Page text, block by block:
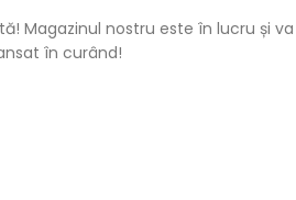
Magazinul nostru este în lucru și va
în curând!